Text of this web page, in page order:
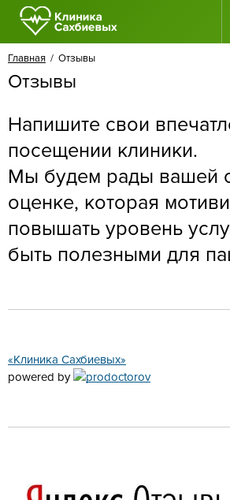
Главная / Отзывы
Отзывы
Напишите свои
посещении клиники.
Мы будем рады вашей
оценке, которая
повышать уровень
быть полезными для
«Клиника Сахбиевых»
powered by